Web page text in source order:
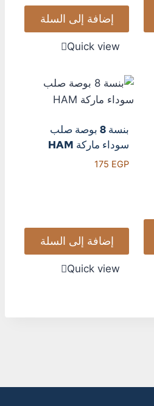
إضافة إلى السلة
Quick view
بنسة 8 بوصة صلب
سوداء ماركة HAM
175 EGP
إضافة إلى السلة
Quick view